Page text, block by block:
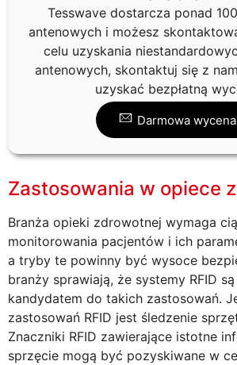
Tesswave dostarcza ponad
antenowych i możesz
celu uzyskania
antenowych, skontaktuj się z
uzyskać bezpłatną
Darmowa wycena
Zastosowania w opiece
Branża opieki zdrowotnej wymaga
monitorowania pacjentów i ich
a tryby te powinny być wysoce
branży sprawiają, że systemy RFID
kandydatem do takich zastosowań.
zastosowań RFID jest śledzenie
Znaczniki RFID zawierające istotne
sprzęcie mogą być pozyskiwane w